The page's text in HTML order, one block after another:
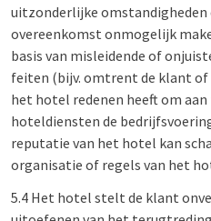
uitzonderlijke omstandigheden
overeenkomst onmogelijk
basis van misleidende of
feiten (bijv. omtrent de klant of
het hotel redenen heeft om
hoteldiensten de
reputatie van het hotel kan
organisatie of regels van het
5.4 Het hotel stelt de klant